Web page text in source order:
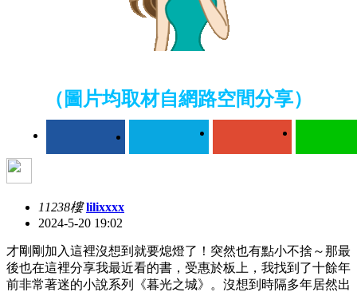
（圖片均取材自網路空間分享）
11238樓 lilixxxx
2024-5-20 19:02
才剛剛加入這裡沒想到就要熄燈了！突然也有點小不捨～那最
後也在這裡分享我最近看的書，受惠於板上，我找到了十餘年
前非常著迷的小說系列《暮光之城》。沒想到時隔多年居然出